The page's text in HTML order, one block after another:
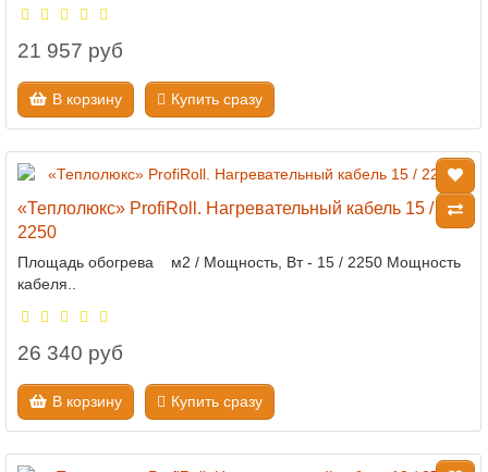
21 957 руб
В корзину Купить сразу
«Теплолюкс» ProfiRoll. Нагревательный кабель 15 /
2250
Площадь обогрева м2 / Мощность, Вт - 15 / 2250 Мощность
кабеля..
26 340 руб
В корзину Купить сразу